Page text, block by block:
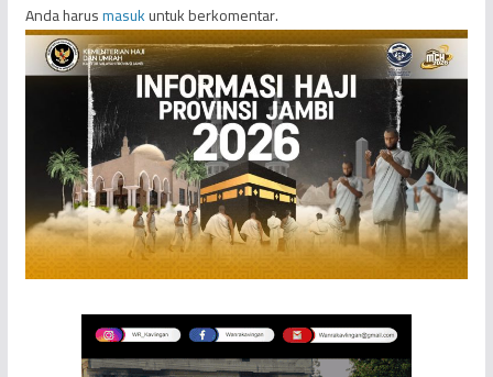
Anda harusmasukuntuk berkomentar.